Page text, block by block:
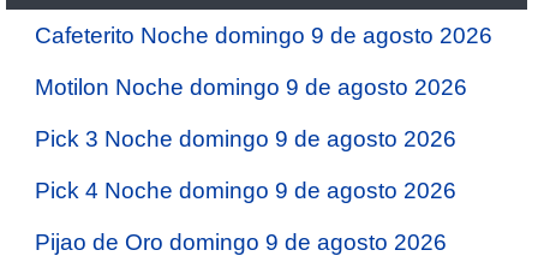
Cafeterito Noche domingo 9 de agosto 2026
Motilon Noche domingo 9 de agosto 2026
Pick 3 Noche domingo 9 de agosto 2026
Pick 4 Noche domingo 9 de agosto 2026
Pijao de Oro domingo 9 de agosto 2026